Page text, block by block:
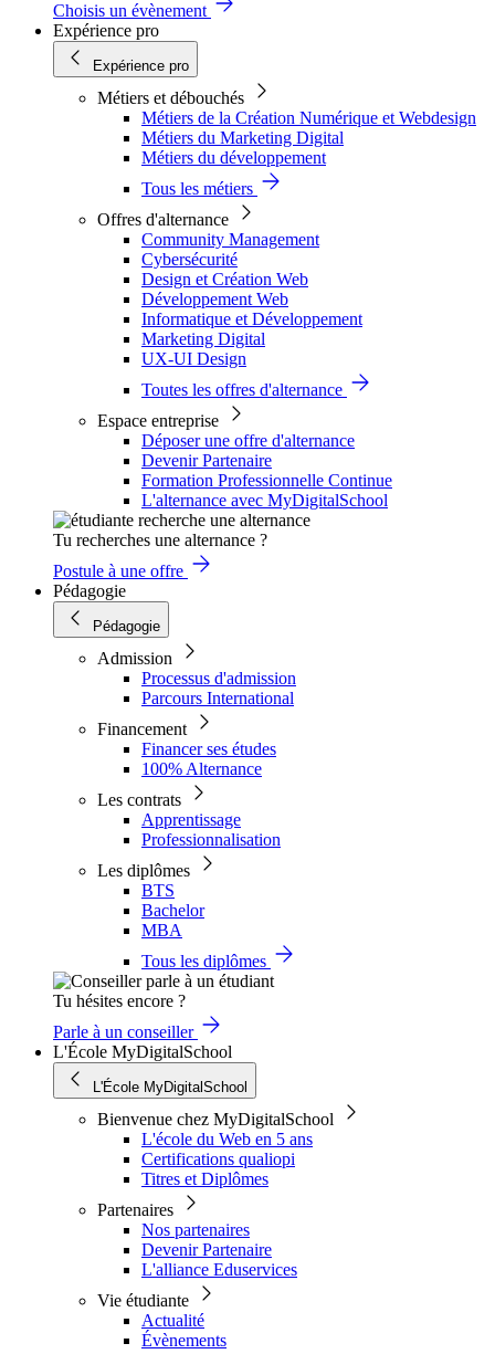
Choisis un évènement
Expérience pro
Expérience pro
Métiers et débouchés
Métiers de la Création Numérique et Webdesign
Métiers du Marketing Digital
Métiers du développement
Tous les métiers
Offres d'alternance
Community Management
Cybersécurité
Design et Création Web
Développement Web
Informatique et Développement
Marketing Digital
UX-UI Design
Toutes les offres d'alternance
Espace entreprise
Déposer une offre d'alternance
Devenir Partenaire
Formation Professionnelle Continue
L'alternance avec MyDigitalSchool
Tu recherches une alternance ?
Postule à une offre
Pédagogie
Pédagogie
Admission
Processus d'admission
Parcours International
Financement
Financer ses études
100% Alternance
Les contrats
Apprentissage
Professionnalisation
Les diplômes
BTS
Bachelor
MBA
Tous les diplômes
Tu hésites encore ?
Parle à un conseiller
L'École MyDigitalSchool
L'École MyDigitalSchool
Bienvenue chez MyDigitalSchool
L'école du Web en 5 ans
Certifications qualiopi
Titres et Diplômes
Partenaires
Nos partenaires
Devenir Partenaire
L'alliance Eduservices
Vie étudiante
Actualité
Évènements